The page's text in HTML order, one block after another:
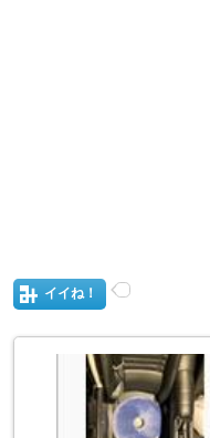
イイね！